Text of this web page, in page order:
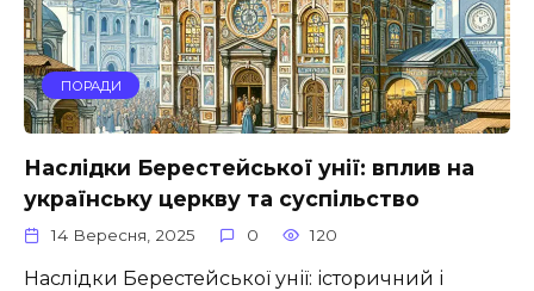
ПОРАДИ
Наслідки Берестейської унії: вплив на
українську церкву та суспільство
14 Вересня, 2025 0 120
Наслідки Берестейської унії: історичний і